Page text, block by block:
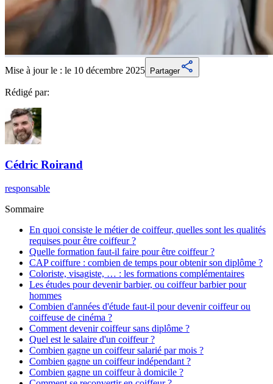
Mise à jour le : le 10 décembre 2025 Partager
Rédigé par:
Cédric Roirand
responsable
Sommaire
En quoi consiste le métier de coiffeur, quelles sont les qualités
requises pour être coiffeur ?
Quelle formation faut-il faire pour être coiffeur ?
CAP coiffure : combien de temps pour obtenir son diplôme ?
Coloriste, visagiste, … : les formations complémentaires
Les études pour devenir barbier, ou coiffeur barbier pour
hommes
Combien d'années d'étude faut-il pour devenir coiffeur ou
coiffeuse de cinéma ?
Comment devenir coiffeur sans diplôme ?
Quel est le salaire d'un coiffeur ?
Combien gagne un coiffeur salarié par mois ?
Combien gagne un coiffeur indépendant ?
Combien gagne un coiffeur à domicile ?